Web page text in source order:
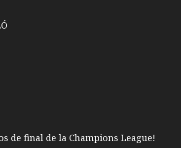
de final de la Champions League!